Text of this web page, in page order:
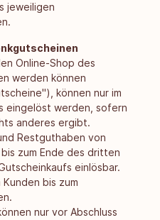
jeweiligen
Online-Shop des
werden können
können nur im
eingelöst werden, sofern
anderes ergibt.
Restguthaben von
zum Ende des dritten
einlösbar.
bis zum
nur vor Abschluss